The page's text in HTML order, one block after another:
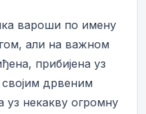
вароши по имену
али на важном
прибијена уз
својим дрвеним
уз некакву огромну